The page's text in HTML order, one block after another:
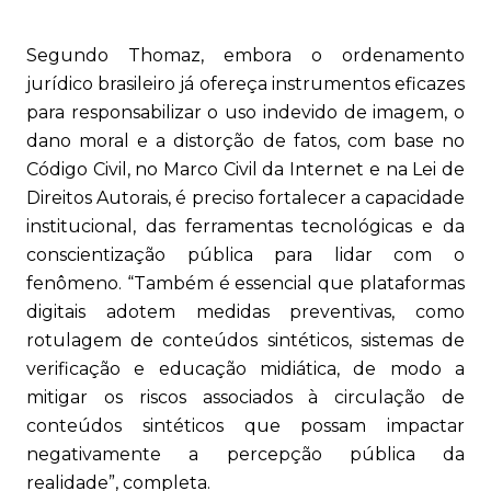
Segundo Thomaz, embora o ordenamento
jurídico brasileiro já ofereça instrumentos eficazes
para responsabilizar o uso indevido de imagem, o
dano moral e a distorção de fatos, com base no
Código Civil, no Marco Civil da Internet e na Lei de
Direitos Autorais, é preciso fortalecer a capacidade
institucional, das ferramentas tecnológicas e da
conscientização pública para lidar com o
fenômeno. “Também é essencial que plataformas
digitais adotem medidas preventivas, como
rotulagem de conteúdos sintéticos, sistemas de
verificação e educação midiática, de modo a
mitigar os riscos associados à circulação de
conteúdos sintéticos que possam impactar
negativamente a percepção pública da
realidade”, completa.